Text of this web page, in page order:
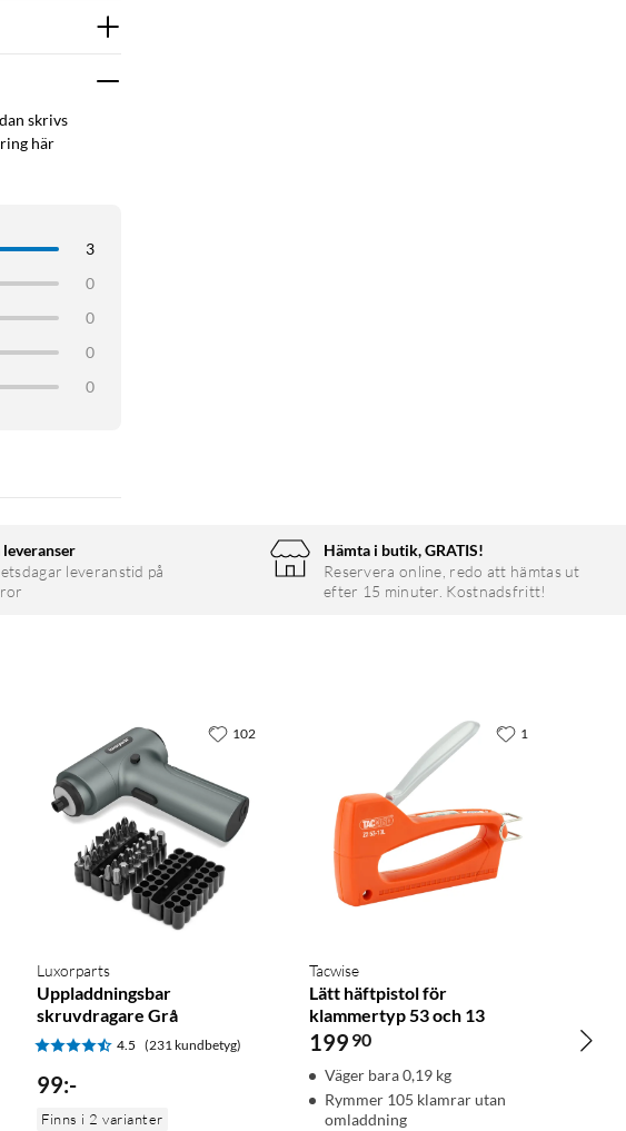
skrivs
här
3
0
0
0
0
leveranser
leveranstid på
Hämta i butik, GRATIS!
Reservera online, redo att hämtas ut
efter 15 minuter. Kostnadsfritt!
Luxorparts
Uppladdningsbar
skruvdragare Grå
4.5 (231 kundbetyg)
99:-
Finns i 2 varianter
102
Tacwise
Lätt häftpistol för
klammertyp 53 och 13
199 90
Väger bara 0,19 kg
Rymmer 105 klamrar utan
omladdning
1